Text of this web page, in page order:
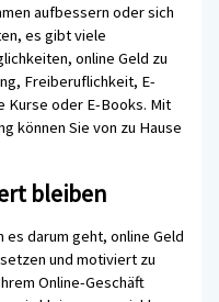
aufbessern oder sich
es gibt viele
online Geld zu
Freiberuflichkeit, E-
Kurse oder E-Books. Mit
können Sie von zu Hause
bleiben
es darum geht, online Geld
und motiviert zu
Online-Geschäft